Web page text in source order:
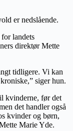
er nedslående.
landets
direktør Mette
tidligere. Vi kan
siger hun.
kvinderne, før det
det handler også
kvinder og børn,
Marie Yde.